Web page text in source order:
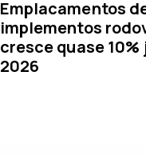
Emplacamentos
implementos
cresce quase 10%
2026